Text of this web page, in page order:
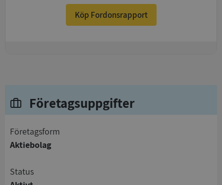
Köp Fordonsrapport
Företagsuppgifter
företagsform
Aktiebolag
status